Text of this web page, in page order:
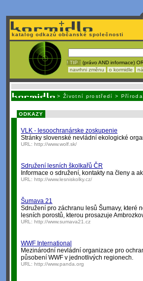
katalog odkazů občanské společnosti
! TIP : (právo AND informace)
navrhni změnu
o kormidle
> Životní prostředí > Příroda
ODKAZY
VLK - lesoochranárske zoskupenie
Stránky slovenské nevládní ekologické
URL: http://www.wolf.sk/
Sdružení lesních školkařů ČR
Informace o sdružení, kontakty na členy a
URL: http://www.lesniskolky.cz/
Šumava 21
Sdružení pro záchranu lesů Šumavy, které
lesních porostů, kterou prosazuje
URL: http://www.sumava21.cz
WWF International
Mezinárodní nevládní organizace pro
působení WWF v jednotlivých regionech.
URL: http://www.panda.org